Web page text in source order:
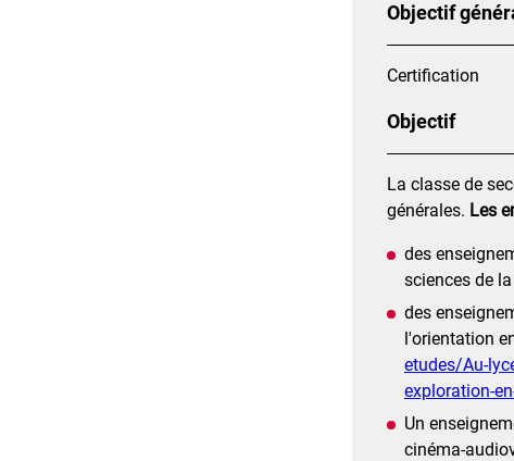
Objectif
Certification
Objectif
La classe de
générales. Les
des
sciences de
des
l'orientation
etudes/Au-
exploration-
Un
cinéma-